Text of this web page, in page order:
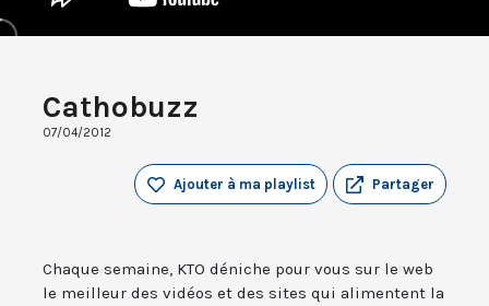
Cathobuzz
07/04/2012
Partager
Ajouter à ma playlist
Chaque semaine, KTO déniche pour vous sur le web
le meilleur des vidéos et des sites qui alimentent la